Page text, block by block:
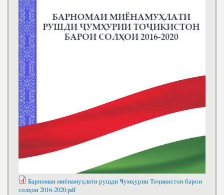
Барномаи миёнамуҳлати рушди Ҹумҳурии Тоҷикистон барои
солҳои 2016-2020.pdf